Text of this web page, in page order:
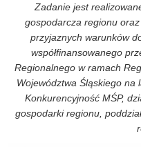
Zadanie jest
gospodarcza regionu
przyjaznych warunków
współfinansowanego
Regionalnego w ramach
Województwa Śląskiego na
Konkurencyjność MŚP,
gospodarki regionu,